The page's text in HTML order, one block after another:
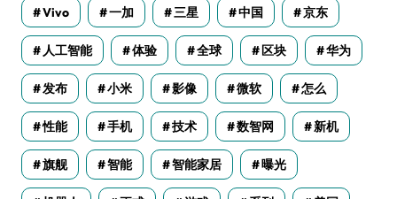
Vivo 一加 三星 中国 京东
人工智能 体验 全球 区块 华为
发布 小米 影像 微软 怎么
性能 手机 技术 数智网 新机
旗舰 智能 智能家居 曝光